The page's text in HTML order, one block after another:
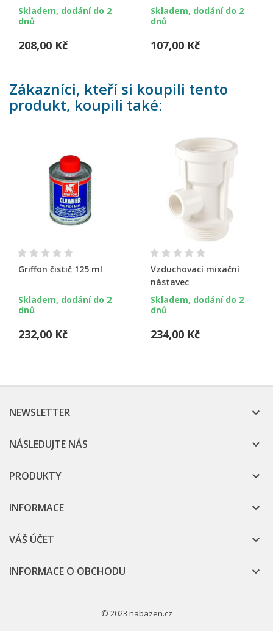
Skladem, dodání do 2
dnů
208,00 Kč
Skladem, dodání do 2
dnů
107,00 Kč
Zákazníci, kteří si koupili tento
produkt, koupili také:
Griffon čistič 125 ml
Skladem, dodání do 2
dnů
232,00 Kč
Vzduchovací mixační
nástavec
Skladem, dodání do 2
dnů
234,00 Kč
NEWSLETTER 
NÁSLEDUJTE NÁS 
PRODUKTY 
INFORMACE 
VÁŠ ÚČET 
INFORMACE O OBCHODU 
© 2023 nabazen.cz